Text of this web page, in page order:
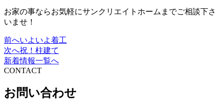
お家の事ならお気軽にサンクリエイトホームまでご相談下さ
いませ！
投
稿
ナ
ビ
前へいよいよ着工
次へ祝！柱建て
新着情報一覧へ
CONTACT
お問い合わせ